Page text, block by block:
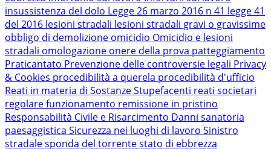
insussistenza del dolo Legge 26 marzo 2016 n 41 legge 41
del 2016 lesioni stradali lesioni stradali gravi o gravissime
obbligo di demolizione omicidio Omicidio e lesioni
stradali omologazione onere della prova patteggiamento
Praticantato Prevenzione delle controversie legali Privacy
& Cookies procedibilità a querela procedibilità d'ufficio
Reati in materia di Sostanze Stupefacenti reati societari
regolare funzionamento remissione in pristino
Responsabilità Civile e Risarcimento Danni sanatoria
paesaggistica Sicurezza nei luoghi di lavoro Sinistro
stradalesponda del torrentestato di ebbrezza